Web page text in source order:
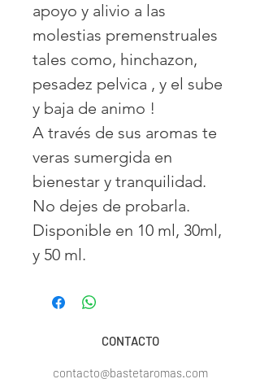
apoyo y alivio a las
molestias premenstruales
tales como, hinchazon,
pesadez pelvica , y el sube
y baja de animo !
A través de sus aromas te
veras sumergida en
bienestar y tranquilidad.
No dejes de probarla.
Disponible en 10 ml, 30ml,
y 50 ml.
contacto@bastetaromas.com
CONTACTO